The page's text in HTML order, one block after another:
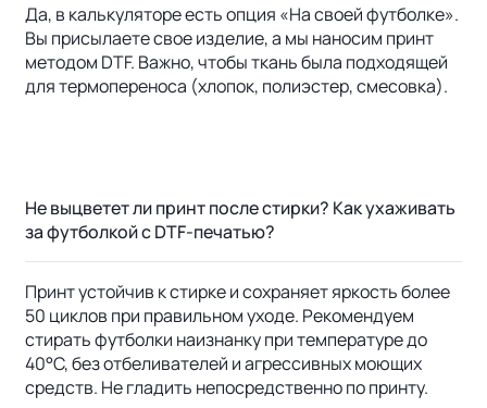
Да, в калькуляторе есть опция «На своей футболке».
Вы присылаете свое изделие, а мы наносим принт
методом DTF. Важно, чтобы ткань была подходящей
для термопереноса (хлопок, полиэстер, смесовка).
Не выцветет ли принт после стирки? Как ухаживать
за футболкой с DTF-печатью?
Принт устойчив к стирке и сохраняет яркость более
50 циклов при правильном уходе. Рекомендуем
стирать футболки наизнанку при температуре до
40°C, без отбеливателей и агрессивных моющих
средств. Не гладить непосредственно по принту.